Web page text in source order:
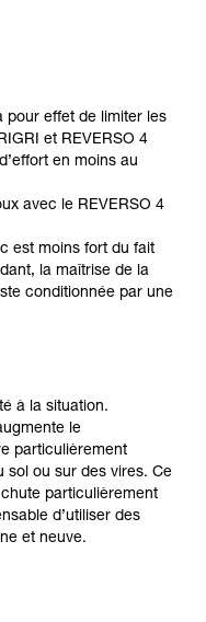
pour effet de limiter les
et REVERSO 4
en moins au
avec le REVERSO 4
est moins fort du fait
la maîtrise de la
conditionnée par une
à la situation.
le
particulièrement
sol ou sur des vires. Ce
particulièrement
d’utiliser des
et neuve.